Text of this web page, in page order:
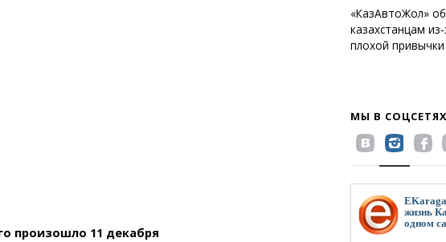
произошло 11 декабря
«КазАвтоЖол»
казахстанцам
плохой привычки
МЫ В СОЦСЕТЯХ
жизнь
одном